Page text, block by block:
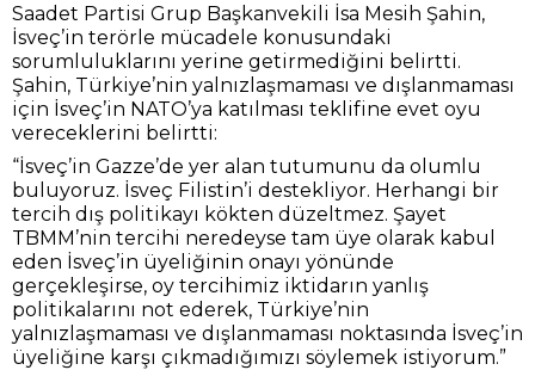
Saadet Partisi Grup Başkanvekili İsa Mesih Şahin,
İsveç’in terörle mücadele konusundaki
sorumluluklarını yerine getirmediğini belirtti.
Şahin, Türkiye’nin yalnızlaşmaması ve dışlanmaması
için İsveç’in NATO’ya katılması teklifine evet oyu
vereceklerini belirtti:
“İsveç’in Gazze’de yer alan tutumunu da olumlu
buluyoruz. İsveç Filistin’i destekliyor. Herhangi bir
tercih dış politikayı kökten düzeltmez. Şayet
TBMM’nin tercihi neredeyse tam üye olarak kabul
eden İsveç’in üyeliğinin onayı yönünde
gerçekleşirse, oy tercihimiz iktidarın yanlış
politikalarını not ederek, Türkiye’nin
yalnızlaşmaması ve dışlanmaması noktasında İsveç’in
üyeliğine karşı çıkmadığımızı söylemek istiyorum.”